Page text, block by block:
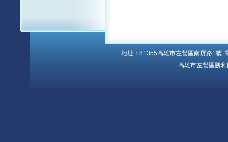
:::
地址：81355高雄市左營區南屏路1號
高雄市左營區勝